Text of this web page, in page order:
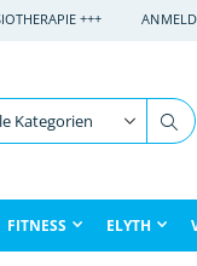
+++
FITNESS ELYTH